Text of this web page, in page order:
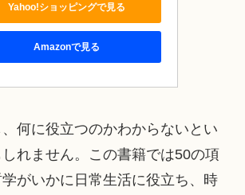
Yahoo!ショッピングで見る
Amazonで見る
何に役立つのかわからないとい
れません。この書籍では50の項
がいかに日常生活に役立ち、時